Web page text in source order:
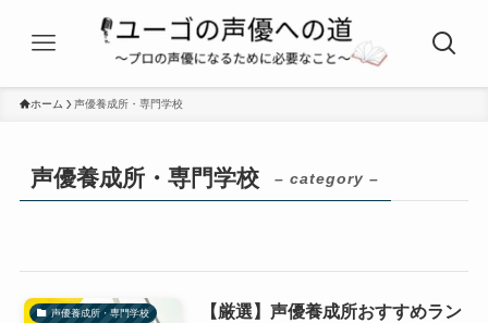
ホーム 声優養成所・専門学校
声優養成所・専門学校 – category –
声優養成所・専門学校
【厳選】声優養成所おすすめラン